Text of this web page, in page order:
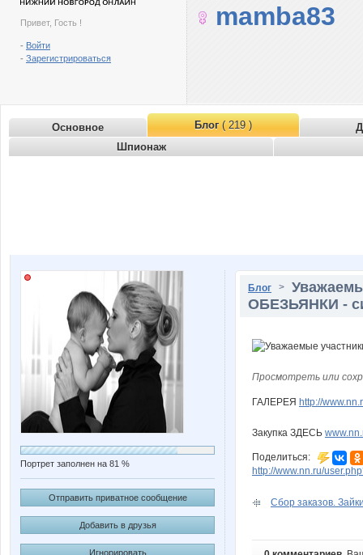
Привет, Гость !
- Войти
- Зарегистрироваться
mamba83
Основное Блог( 219 )
Шпионаж
Портрет заполнен на 81 %
Отправить приватное сообщение
Добавить в друзья
Игнорировать
Блог >
ОБЕЗЬЯНКИ -
Просмотреть или
ГАЛЕРЕЯ http://
Закупка ЗДЕСЬ
Поделиться:
http://www.nn.ru/
Сбор заказов.